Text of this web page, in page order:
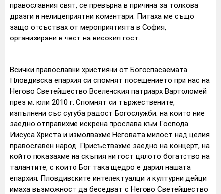
православния свят, се превърна в причина за толкова
дразги и нелицеприятни коментари. Питаха ме също
защо отсъствах от мероприятията в София,
организирани в чест на високия гост.
Всички православни християни от Богоспасаемата
Пловдивска епархия си спомнят посещението при нас на
Негово Светейшество Вселенския патриарх Вартоломей
през м. юли 2010 г. Спомнят си тържествените,
изпълнени със сугуба радост Богослужби, на които ние
заедно отправихме искрена прослава към Господа
Иисуса Христа и измолвахме Неговата милост над целия
православен народ. Присъствахме заедно на концерт, на
който показахме на скъпия ни гост цялото богатство на
талантите, с които Бог така щедро е дарил нашата
епархия. Пловдивските интелектуалци и културни дейци
имаха възможност да беседват с Негово Светейшество